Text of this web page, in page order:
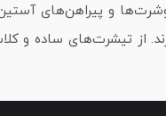
و پیراهن‌های
از تیشرت‌های ساده و